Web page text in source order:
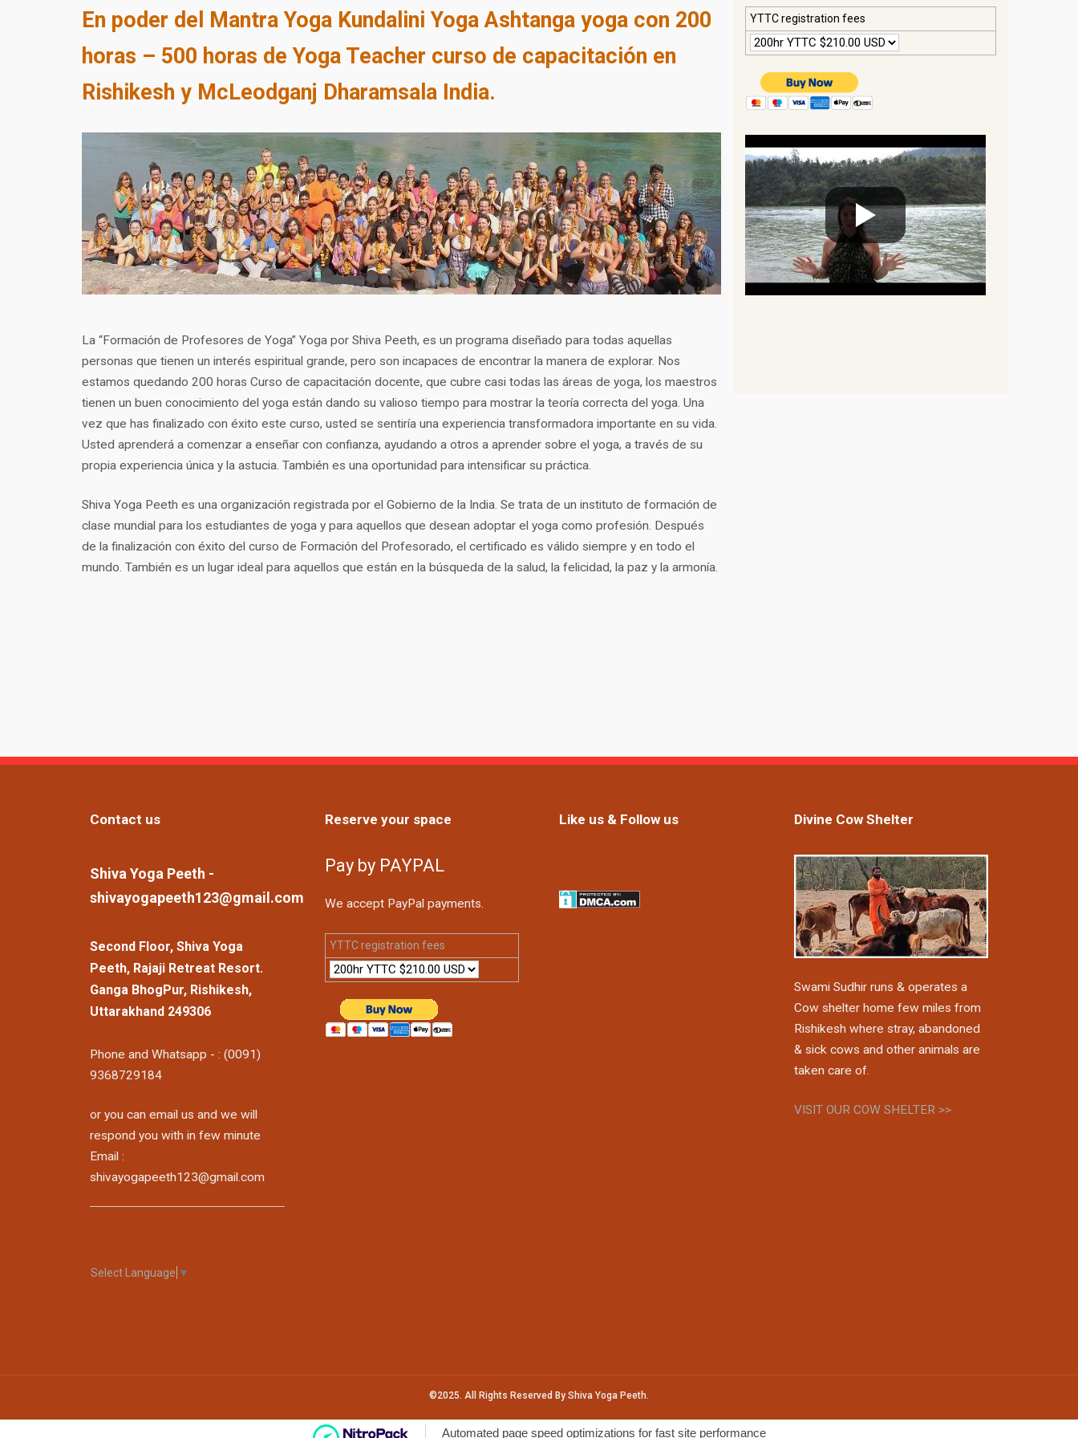
En poder del Mantra Yoga Kundalini Yoga Ashtanga yoga con 200
horas – 500 horas de Yoga Teacher curso de capacitación en
Rishikesh y McLeodganj Dharamsala India.
La “Formación de Profesores de Yoga” Yoga por Shiva Peeth, es un programa diseñado para todas aquellas
personas que tienen un interés espiritual grande, pero son incapaces de encontrar la manera de explorar. Nos
estamos quedando 200 horas Curso de capacitación docente, que cubre casi todas las áreas de yoga, los maestros
tienen un buen conocimiento del yoga están dando su valioso tiempo para mostrar la teoría correcta del yoga. Una
vez que has finalizado con éxito este curso, usted se sentiría una experiencia transformadora importante en su vida.
Usted aprenderá a comenzar a enseñar con confianza, ayudando a otros a aprender sobre el yoga, a través de su
propia experiencia única y la astucia. También es una oportunidad para intensificar su práctica.
Shiva Yoga Peeth es una organización registrada por el Gobierno de la India. Se trata de un instituto de formación de
clase mundial para los estudiantes de yoga y para aquellos que desean adoptar el yoga como profesión. Después
de la finalización con éxito del curso de Formación del Profesorado, el certificado es válido siempre y en todo el
mundo. También es un lugar ideal para aquellos que están en la búsqueda de la salud, la felicidad, la paz y la armonía.
YTTC registration fees
Contact us
Shiva Yoga Peeth -
shivayogapeeth123@gmail.com
Second Floor, Shiva Yoga
Peeth, Rajaji Retreat Resort.
Ganga BhogPur, Rishikesh,
Uttarakhand 249306
Phone and Whatsapp - : (0091)
9368729184
or you can email us and we will
respond you with in few minute
Email :
shivayogapeeth123@gmail.com
Select Language ▼
Reserve your space
Pay by PAYPAL
We accept PayPal payments.
YTTC registration fees
Like us & Follow us Divine Cow Shelter
Swami Sudhir runs & operates a
Cow shelter home few miles from
Rishikesh where stray, abandoned
& sick cows and other animals are
taken care of.
VISIT OUR COW SHELTER >>
©2025. All Rights Reserved By Shiva Yoga Peeth.